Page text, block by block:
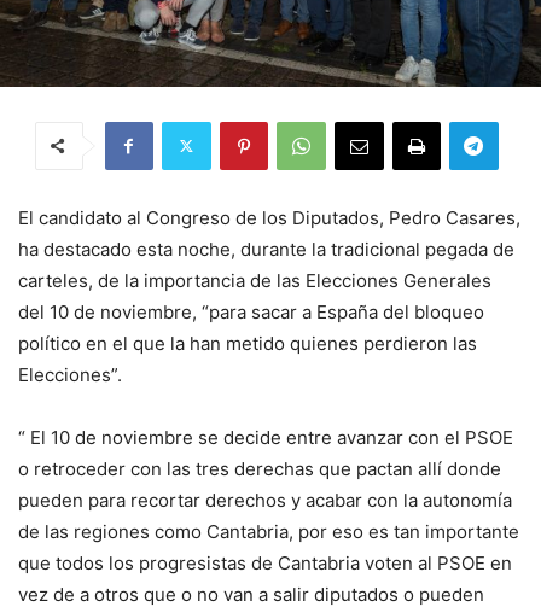
El candidato al Congreso de los Diputados, Pedro Casares,
ha destacado esta noche, durante la tradicional pegada de
carteles, de la importancia de las Elecciones Generales
del 10 de noviembre, “para sacar a España del bloqueo
político en el que la han metido quienes perdieron las
Elecciones”.
“ El 10 de noviembre se decide entre avanzar con el PSOE
o retroceder con las tres derechas que pactan allí donde
pueden para recortar derechos y acabar con la autonomía
de las regiones como Cantabria, por eso es tan importante
que todos los progresistas de Cantabria voten al PSOE en
vez de a otros que o no van a salir diputados o pueden